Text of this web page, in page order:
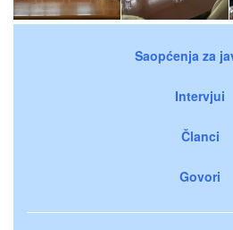
Saopćenja za
Intervjui
Članci
Govori